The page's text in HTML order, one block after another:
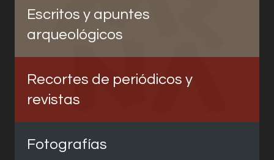
Escritos y apuntes
arqueológicos
Recortes de periódicos y
revistas
Fotografías